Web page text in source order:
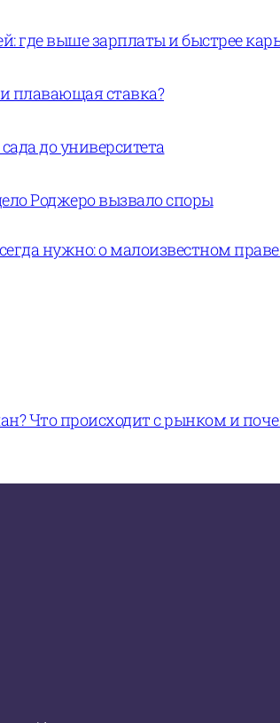
где выше зарплаты и быстрее
плавающая ставка?
до университета
Роджеро вызвало споры
нужно: о малоизвестном
Что происходит с рынком и